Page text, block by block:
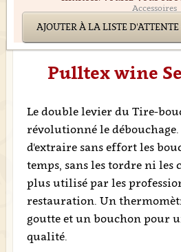
Accessoires
AJOUTER À LA LISTE D'ATTENTE
Pulltex wine
Le double levier du Tire-
révolutionné le
d'extraire sans effort les
temps, sans les tordre ni les
plus utilisé par les
restauration. Un
goutte et un bouchon pour
qualité.